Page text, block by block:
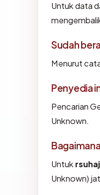
Untuk data
Sudah
Menurut
Penyedia
Pencarian
Unknown.
Untuk
Unknown)